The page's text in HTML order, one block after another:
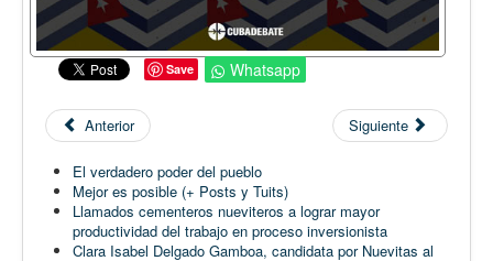
Save Whatsapp
Anterior Siguiente
El verdadero poder del pueblo
Mejor es posible (+ Posts y Tuits)
Llamados cementeros nueviteros a lograr mayor
productividad del trabajo en proceso inversionista
Clara Isabel Delgado Gamboa, candidata por Nuevitas al